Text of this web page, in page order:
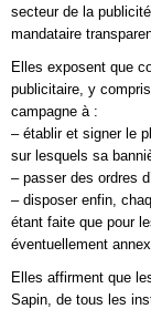
secteur de la
mandataire
Elles exposent que
publicitaire, y
campagne à :
– établir et signer le
sur lesquels sa
– passer des ordres
– disposer enfin,
étant faite que pour
éventuellement
Elles affirment que
Sapin, de tous les